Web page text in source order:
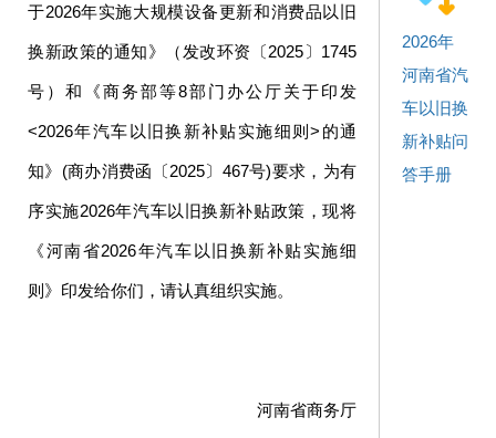
于2026年实施大规模设备更新和消费品以旧
换新政策的通知》（发改环资〔2025〕1745
号）和《商务部等8部门办公厅关于印发
<2026年汽车以旧换新补贴实施细则>的通
知》(商办消费函〔2025〕467号)要求，为有
序实施2026年汽车以旧换新补贴政策，现将
《河南省2026年汽车以旧换新补贴实施细
则》印发给你们，请认真组织实施。
河南省商务厅
2026年
河南省汽
车以旧换
新补贴问
答手册